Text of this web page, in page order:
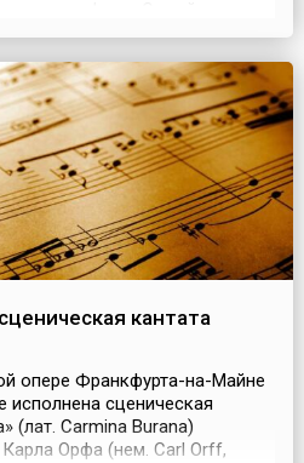
рижский Русско-Балтийский
первый серийный автомобиль
кантата
опере Франкфурта-на-Майне
сценическая
(лат. Carmina Burana)
Орфа (нем. Carl Orff,